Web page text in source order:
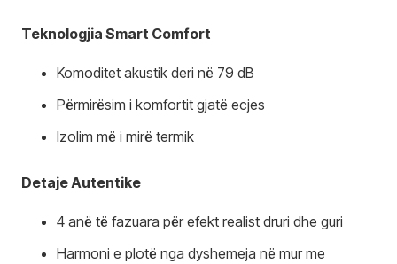
Teknologjia Smart Comfort
Komoditet akustik deri në 79 dB
Përmirësim i komfortit gjatë ecjes
Izolim më i mirë termik
Detaje Autentike
4 anë të fazuara për efekt realist druri dhe guri
Harmoni e plotë nga dyshemeja në mur me